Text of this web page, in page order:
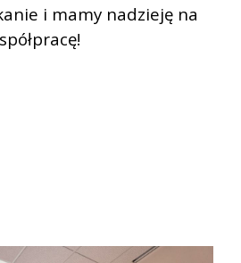
i mamy nadzieję na